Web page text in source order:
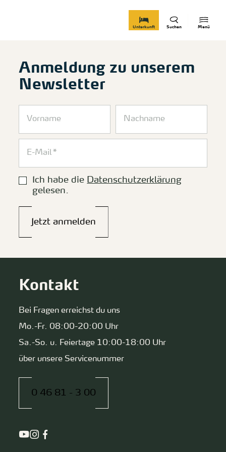
Menü
Suchen
Unterkunft
Anmeldung zu unserem
Newsletter
Ich habe die Datenschutzerklärung
gelesen.
Jetzt anmelden
Kontakt
Bei Fragen erreichst du uns
Mo.-Fr. 08:00-20:00 Uhr
Sa.-So. u. Feiertage 10:00-18:00 Uhr
über unsere Servicenummer
0 46 81 - 3 00